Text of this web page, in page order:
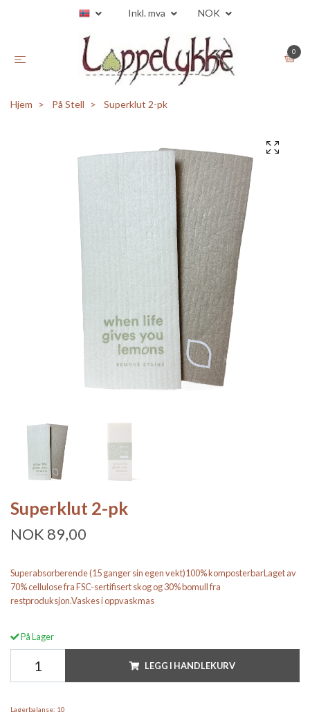
Inkl. mva NOK
0
Hjem På Stell Superklut 2-pk
Superklut 2-pk
NOK 89,00
Superabsorberende (15 ganger sin egen vekt)100% komposterbarLaget av
70% cellulose fra FSC-sertifisert skog og 30% bomull fra
restproduksjon.Vaskes i oppvaskmas
På Lager
LEGG I HANDLEKURV
Lagerbalanse: 10